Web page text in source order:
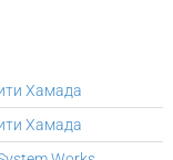
Хамада
Хамада